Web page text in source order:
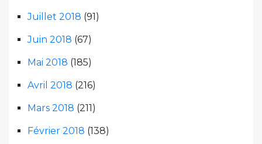
Juillet 2018 (91)
Juin 2018 (67)
Mai 2018 (185)
Avril 2018 (216)
Mars 2018 (211)
Février 2018 (138)